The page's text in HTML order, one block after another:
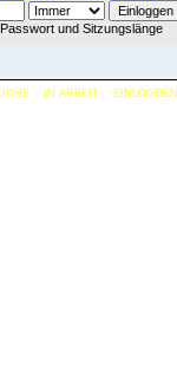
und Sitzungslänge
IN ARBEIT EINLOGGEN